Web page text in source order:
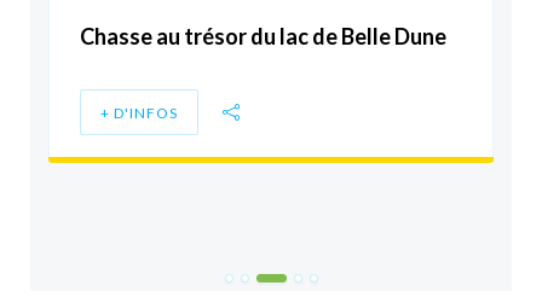
Chasse au trésor des dunes du Royon
+ D'INFOS